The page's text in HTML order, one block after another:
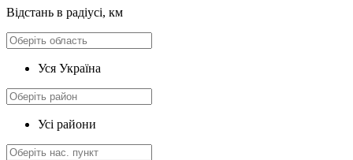
Відстань в радіусі, км
Уся Україна
Усі райони